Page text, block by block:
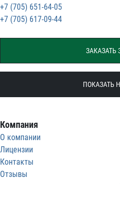
+7 (705) 651-64-05
+7 (705) 617-09-44
ЗАКАЗАТЬ
ПОКАЗАТЬ
Компания
О компании
Лицензии
Контакты
Отзывы